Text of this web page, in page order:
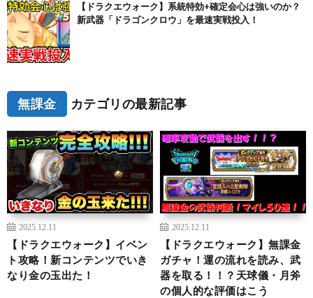
【ドラクエウォーク】系統特効+確定会心は強いのか？
新武器「ドラゴンクロウ」を最速実戦投入！
無課金 カテゴリの最新記事
2025.12.11
【ドラクエウォーク】イベン
ト攻略！新コンテンツでいき
なり金の玉出た！
2025.12.11
【ドラクエウォーク】無課金
ガチャ！運の流れを読み、武
器を取る！！？天球儀・月斧
の個人的な評価はこう